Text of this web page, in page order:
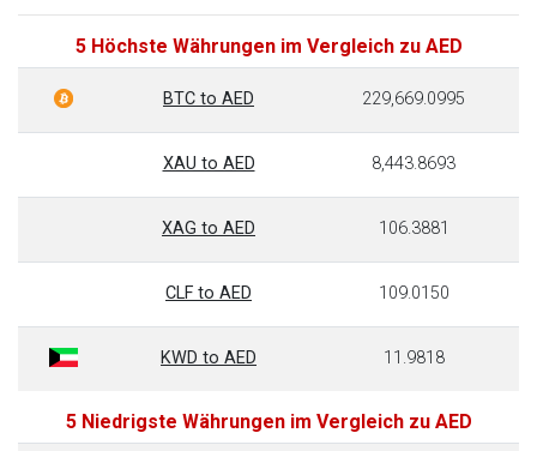
5 Höchste Währungen im Vergleich zu AED
BTC to AED 229,669.0995
XAU to AED 8,443.8693
XAG to AED 106.3881
CLF to AED 109.0150
KWD to AED 11.9818
5 Niedrigste Währungen im Vergleich zu AED